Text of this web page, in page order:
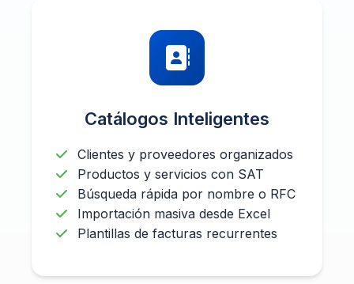
Catálogos Inteligentes
Clientes y proveedores organizados
Productos y servicios con SAT
Búsqueda rápida por nombre o RFC
Importación masiva desde Excel
Plantillas de facturas recurrentes